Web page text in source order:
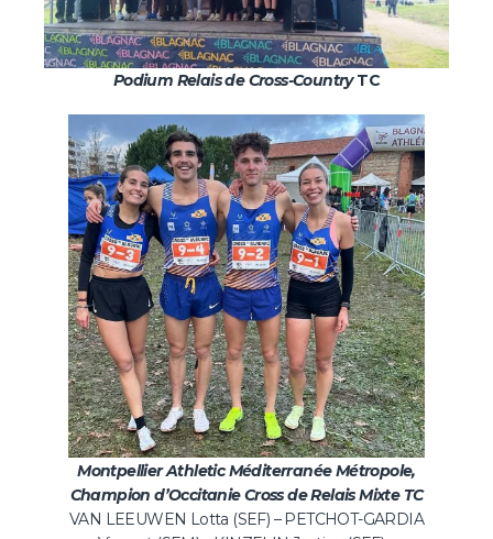
Podium Relais de Cross-CountryTC
Montpellier Athletic Méditerranée Métropole,
Champion d’Occitanie Cross de Relais Mixte TC
VAN LEEUWEN Lotta (SEF) – PETCHOT-GARDIA